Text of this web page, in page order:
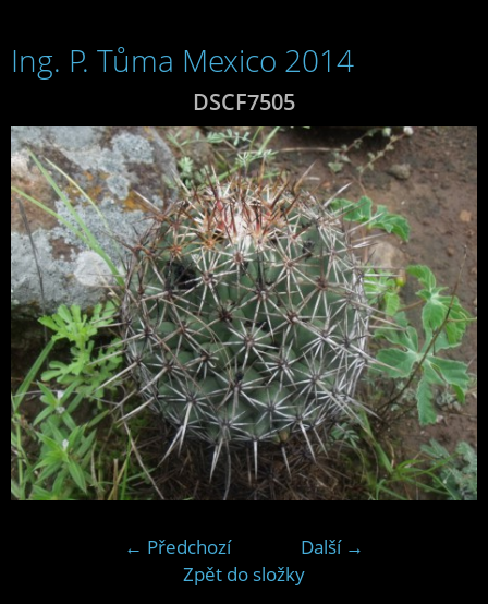
Ing. P. Tůma Mexico 2014
DSCF7505
← Předchozí
Další →
Zpět do složky